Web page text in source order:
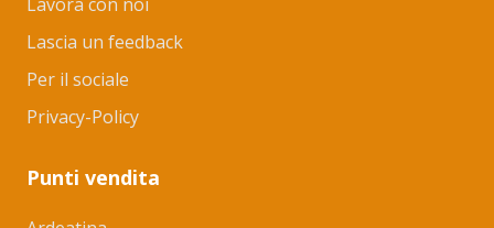
Lascia un feedback
Per il sociale
Privacy-Policy
Punti vendita